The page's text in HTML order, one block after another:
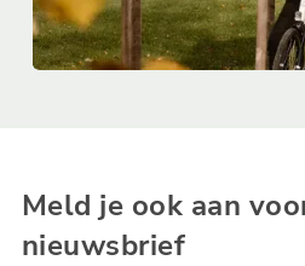
Meld je ook aan
nieuwsbrief